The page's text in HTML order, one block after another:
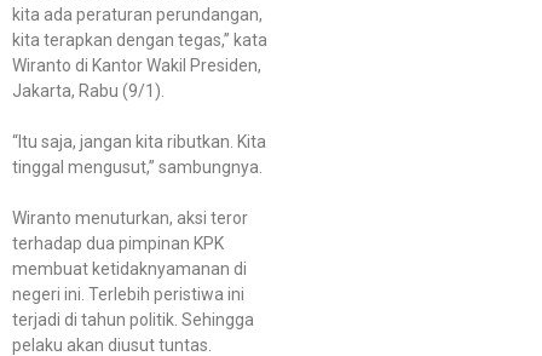
kita ada peraturan perundangan,
kita terapkan dengan tegas,” kata
Wiranto di Kantor Wakil Presiden,
Jakarta, Rabu (9/1).
“Itu saja, jangan kita ributkan. Kita
tinggal mengusut,” sambungnya.
Wiranto menuturkan, aksi teror
terhadap dua pimpinan KPK
membuat ketidaknyamanan di
negeri ini. Terlebih peristiwa ini
terjadi di tahun politik. Sehingga
pelaku akan diusut tuntas.